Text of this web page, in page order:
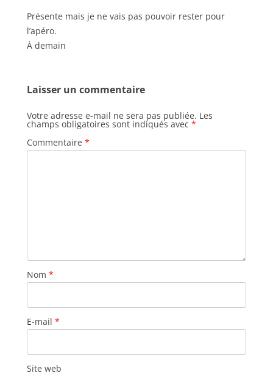
Présente mais je ne vais pas pouvoir rester pour
l’apéro.
À demain
Laisser un commentaire
Votre adresse e-mail ne sera pas publiée. Les
champs obligatoires sont indiqués avec *
Commentaire *
Nom *
E-mail *
Site web